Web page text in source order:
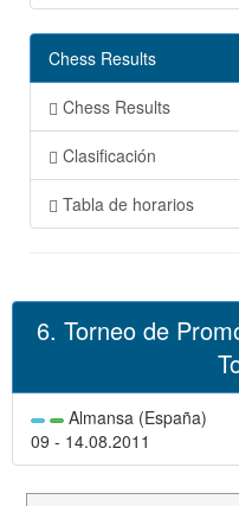
Chess Results
Chess Results
Clasificación
Tabla de horarios
6. Torneo de
Almansa (España)
09 - 14.08.2011